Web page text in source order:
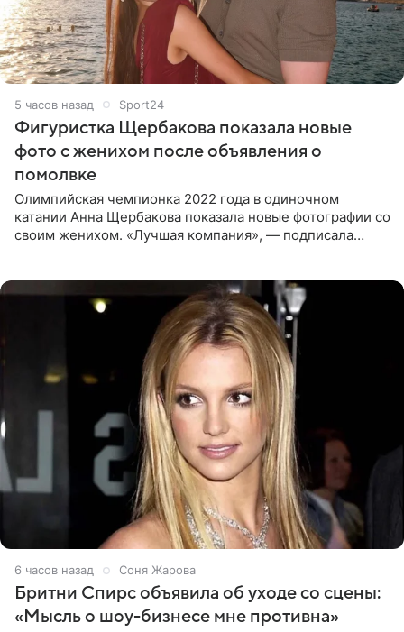
5 часов назад Sport24
Фигуристка Щербакова показала новые
фото с женихом после объявления о
помолвке
Олимпийская чемпионка 2022 года в одиночном
катании Анна Щербакова показала новые фотографии со
своим женихом. «Лучшая компания», — подписала
6 часов назад Соня Жарова
Бритни Спирс объявила об уходе со сцены:
«Мысль о шоу-бизнесе мне противна»